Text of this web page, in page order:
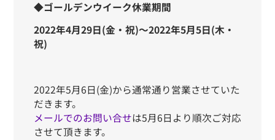
◆ゴールデンウイーク休業期間
2022年4月29日(金・祝)～2022年5月5日(木・
祝)
2022年5月6日(金)から通常通り営業させていた
だきます。
メールでのお問い合せは5月6日より順次ご対応
させて頂きます。